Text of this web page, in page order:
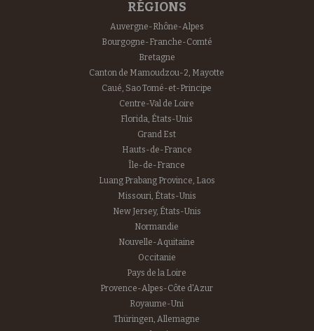
RÉGIONS
Auvergne-Rhône-Alpes
Bourgogne-Franche-Comté
Bretagne
Canton de Mamoudzou-2, Mayotte
Caué, Sao Tomé-et-Principe
Centre-Val de Loire
Florida, États-Unis
Grand Est
Hauts-de-France
Île-de-France
Luang Prabang Province, Laos
Missouri, États-Unis
New Jersey, États-Unis
Normandie
Nouvelle-Aquitaine
Occitanie
Pays de la Loire
Provence-Alpes-Côte d'Azur
Royaume-Uni
Thüringen, Allemagne